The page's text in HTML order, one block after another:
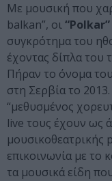
Με μουσική που
balkan”, oι“Polkar”
συγκρότημα του
έχοντας δίπλα του
Πήραν το όνομα
στη Σερβία το
“μεθυσμένος
live τους έχουν ως
μουσικοθεατρικής
επικοινωνία με το
τα μουσικά είδη